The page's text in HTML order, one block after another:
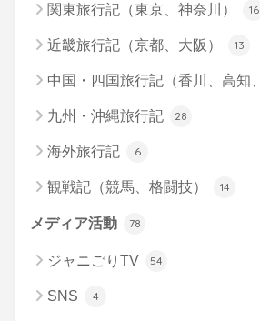
関東旅行記（東京、神奈川） 16
近畿旅行記（京都、大阪） 13
中国・四国旅行記（香川、高知
九州・沖縄旅行記 28
海外旅行記 6
観戦記（競馬、格闘技） 14
メディア活動 78
ジャニごりTV 54
SNS 4